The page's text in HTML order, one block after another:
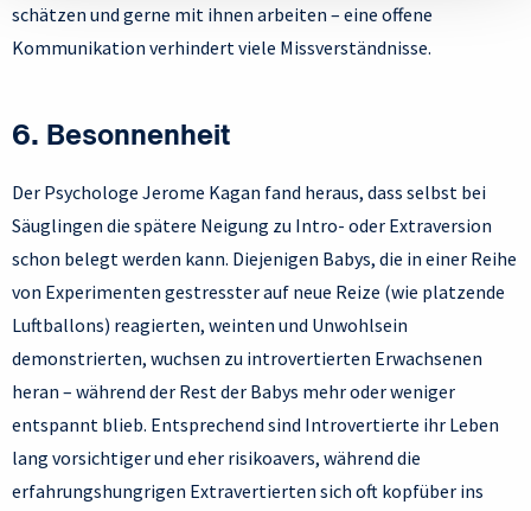
schätzen und gerne mit ihnen arbeiten – eine offene
Kommunikation verhindert viele Missverständnisse.
6. Besonnenheit
Der Psychologe Jerome Kagan fand heraus, dass selbst bei
Säuglingen die spätere Neigung zu Intro- oder Extraversion
schon belegt werden kann. Diejenigen Babys, die in einer Reihe
von Experimenten gestresster auf neue Reize (wie platzende
Luftballons) reagierten, weinten und Unwohlsein
demonstrierten, wuchsen zu introvertierten Erwachsenen
heran – während der Rest der Babys mehr oder weniger
entspannt blieb. Entsprechend sind Introvertierte ihr Leben
lang vorsichtiger und eher risikoavers, während die
erfahrungshungrigen Extravertierten sich oft kopfüber ins